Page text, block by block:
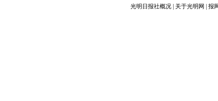
光明日报社概况 关于光明网 报